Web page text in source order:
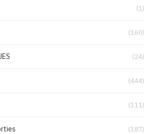
(1)
(160)
(24)
(444)
(111)
(187)